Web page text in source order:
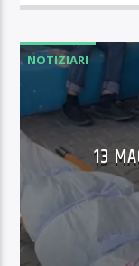
NOTIZIARI
13